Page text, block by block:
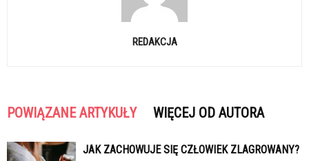
REDAKCJA
POWIĄZANE ARTYKUŁY WIĘCEJ OD AUTORA
JAK ZACHOWUJE SIĘ CZŁOWIEK ZLAGROWANY?